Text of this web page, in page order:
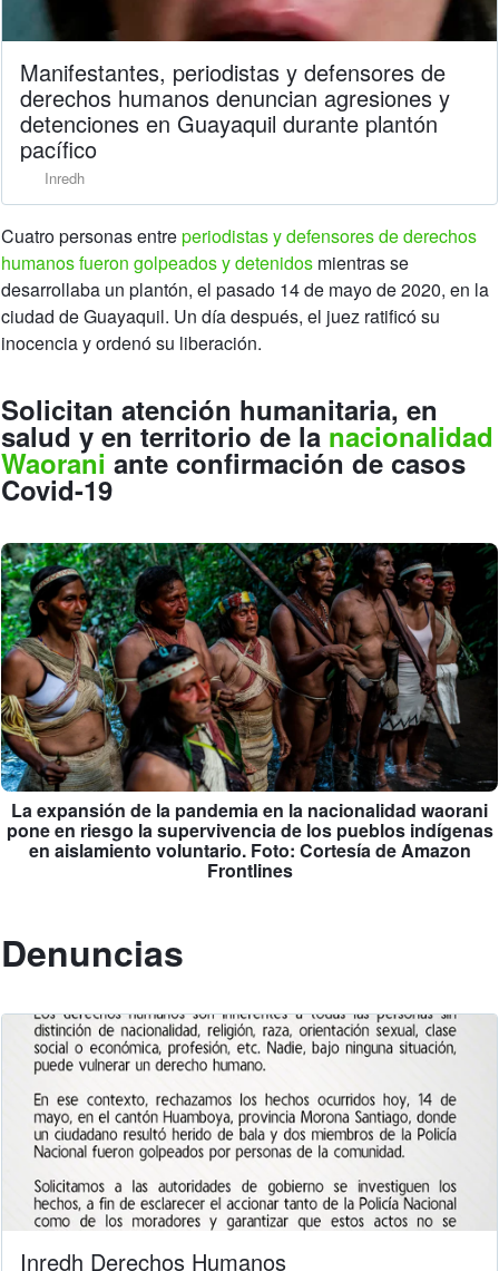
Manifestantes, periodistas y defensores de
derechos humanos denuncian agresiones y
detenciones en Guayaquil durante plantón
pacífico
Inredh
Cuatro personas entreperiodistas y defensores de derechos
humanos fueron golpeados y detenidos mientras se
desarrollaba un plantón, el pasado 14 de mayo de 2020, en la
ciudad de Guayaquil. Un día después, el juez ratificó su
inocencia y ordenó su liberación.
Solicitan atención humanitaria, en
salud y en territorio de la nacionalidad
Waorani ante confirmación de casos
Covid-19
La expansión de la pandemia en la nacionalidad waorani
pone en riesgo la supervivencia de los pueblos indígenas
en aislamiento voluntario. Foto: Cortesía de Amazon
Frontlines
Denuncias
Inredh Derechos Humanos